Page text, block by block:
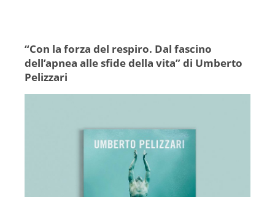
“Con la forza del respiro. Dal fascino
dell’apnea alle sfide della vita” di Umberto
Pelizzari